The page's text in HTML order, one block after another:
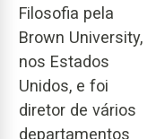
Filosofia pela
Brown University,
nos Estados
Unidos, e foi
diretor de vários
departamentos